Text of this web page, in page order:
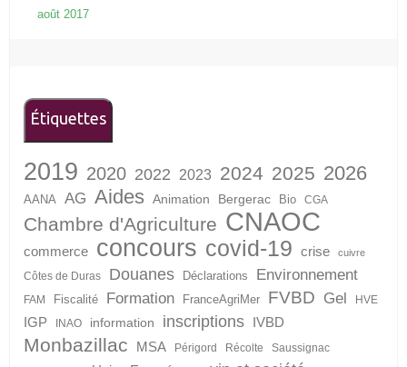
août 2017
Étiquettes
2019 2020 2022 2023 2024 2025 2026
AANA AG Aides Animation Bergerac Bio CGA
Chambre d'Agriculture CNAOC
commerce concours covid-19 crise cuivre
Côtes de Duras Douanes Déclarations Environnement
FAM Fiscalité Formation FranceAgriMer FVBD Gel HVE
IGP INAO information inscriptions IVBD
Monbazillac MSA Périgord Récolte Saussignac